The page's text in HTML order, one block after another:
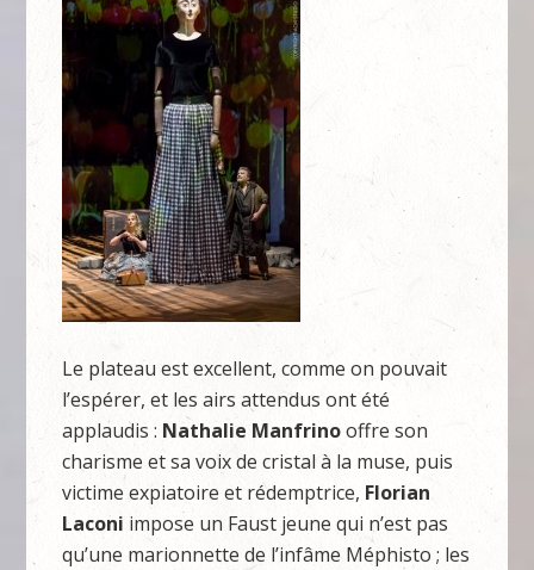
Le plateau est excellent, comme on pouvait
l’espérer, et les airs attendus ont été
applaudis : Nathalie Manfrinooffre son
charisme et sa voix de cristal à la muse, puis
victime expiatoire et rédemptrice, Florian
Laconi impose un Faust jeune qui n’est pas
qu’une marionnette de l’infâme Méphisto ; les